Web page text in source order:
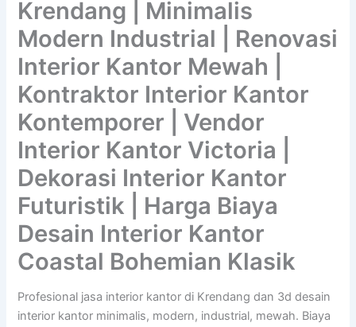
Krendang | Minimalis
Modern Industrial | Renovasi
Interior Kantor Mewah |
Kontraktor Interior Kantor
Kontemporer | Vendor
Interior Kantor Victoria |
Dekorasi Interior Kantor
Futuristik | Harga Biaya
Desain Interior Kantor
Coastal Bohemian Klasik
Profesional jasa interior kantor di Krendang dan 3d desain
interior kantor minimalis, modern, industrial, mewah. Biaya